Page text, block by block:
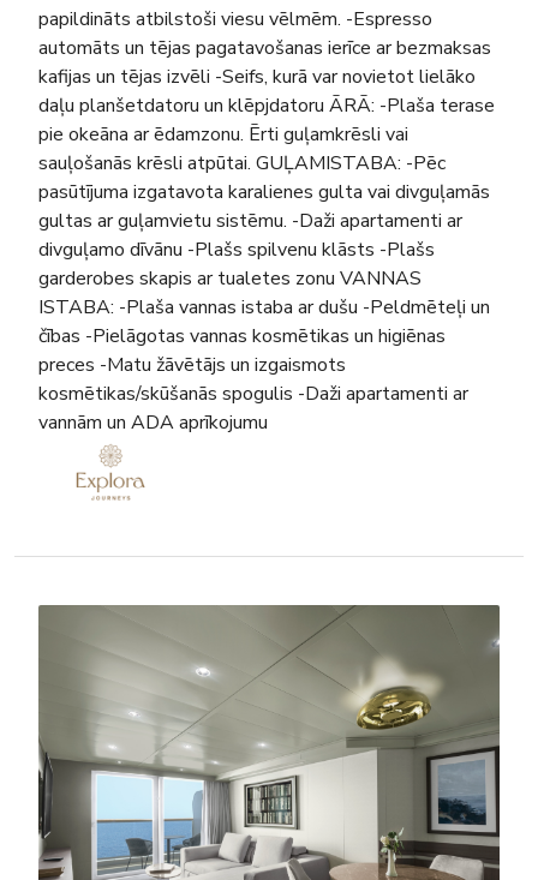
papildināts atbilstoši viesu vēlmēm. -Espresso
automāts un tējas pagatavošanas ierīce ar bezmaksas
kafijas un tējas izvēli -Seifs, kurā var novietot lielāko
daļu planšetdatoru un klēpjdatoru ĀRĀ: -Plaša terase
pie okeāna ar ēdamzonu. Ērti guļamkrēsli vai
sauļošanās krēsli atpūtai. GUĻAMISTABA: -Pēc
pasūtījuma izgatavota karalienes gulta vai divguļamās
gultas ar guļamvietu sistēmu. -Daži apartamenti ar
divguļamo dīvānu -Plašs spilvenu klāsts -Plašs
garderobes skapis ar tualetes zonu VANNAS
ISTABA: -Plaša vannas istaba ar dušu -Peldmēteļi un
čības -Pielāgotas vannas kosmētikas un higiēnas
preces -Matu žāvētājs un izgaismots
kosmētikas/skūšanās spogulis -Daži apartamenti ar
vannām un ADA aprīkojumu